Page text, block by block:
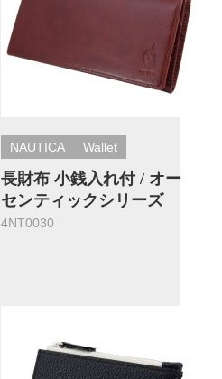
NAUTICA Wallet
長財布 小銭入れ付 / オー
センティックシリーズ
4NT0030